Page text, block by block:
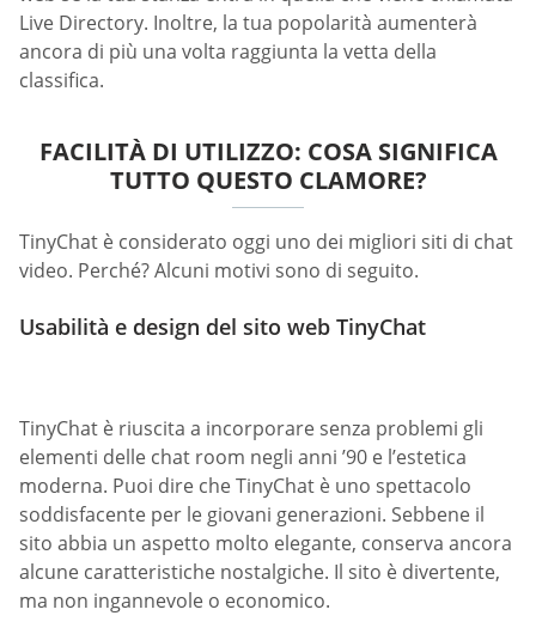
Live Directory. Inoltre, la tua popolarità aumenterà
ancora di più una volta raggiunta la vetta della
classifica.
FACILITÀ DI UTILIZZO: COSA SIGNIFICA
TUTTO QUESTO CLAMORE?
TinyChat è considerato oggi uno dei migliori siti di chat
video. Perché? Alcuni motivi sono di seguito.
Usabilità e design del sito web TinyChat
TinyChat è riuscita a incorporare senza problemi gli
elementi delle chat room negli anni ’90 e l’estetica
moderna. Puoi dire che TinyChat è uno spettacolo
soddisfacente per le giovani generazioni. Sebbene il
sito abbia un aspetto molto elegante, conserva ancora
alcune caratteristiche nostalgiche. Il sito è divertente,
ma non ingannevole o economico.